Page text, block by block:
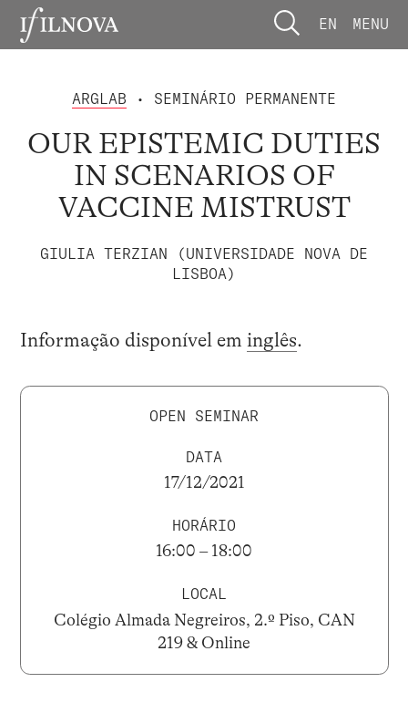
EN MENU
ARGLAB • SEMINÁRIO PERMANENTE
OUR EPISTEMIC DUTIES
IN SCENARIOS OF
VACCINE MISTRUST
GIULIA TERZIAN (UNIVERSIDADE NOVA DE
LISBOA)
Informação disponível em inglês.
OPEN SEMINAR
DATA
17/12/2021
HORÁRIO
16:00 – 18:00
LOCAL
Colégio Almada Negreiros, 2.º Piso, CAN
219 & Online